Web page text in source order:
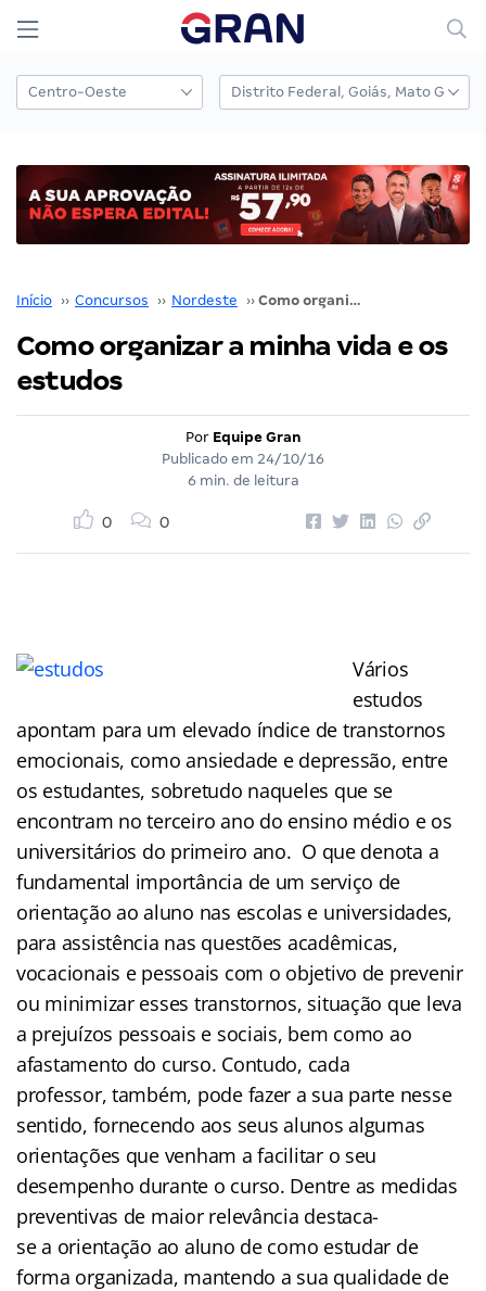
Início ›› Concursos ›› Nordeste ›› Como organizar a minha vida e os estudos
Como organizar a minha vida e os
estudos
Por Equipe Gran
Publicado em 24/10/16
6 min. de leitura
0 0
Vários
estudos
apontam para um elevado índice de transtornos
emocionais, como ansiedade e depressão, entre
os estudantes, sobretudo naqueles que se
encontram no terceiro ano do ensino médio e os
universitários do primeiro ano. O que denota a
fundamental importância de um serviço de
orientação ao aluno nas escolas e universidades,
para assistência nas questões acadêmicas,
vocacionais e pessoais com o objetivo de prevenir
ou minimizar esses transtornos, situação que leva
a prejuízos pessoais e sociais, bem como ao
afastamento do curso. Contudo, cada
professor, também, pode fazer a sua parte nesse
sentido, fornecendo aos seus alunos algumas
orientações que venham a facilitar o seu
desempenho durante o curso. Dentre as medidas
preventivas de maior relevância destaca-
se a orientação ao aluno de como estudar de
forma organizada, mantendo a sua qualidade de